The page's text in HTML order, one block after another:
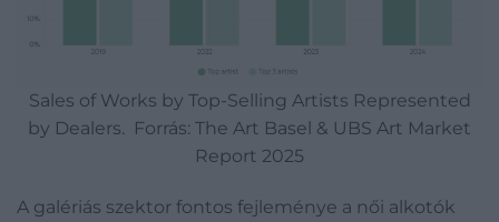
Sales of Works by Top-Selling Artists Represented
by Dealers. Forrás: The Art Basel & UBS Art Market
Report 2025
A galériás szektor fontos fejleménye a női alkotók